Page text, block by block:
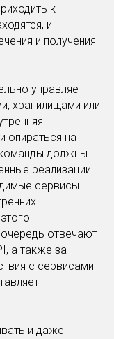
к
и
и получения
управляет
хранилищами или
опираться на
должны
реализации
сервисы
отвечают
а также за
с сервисами
и даже